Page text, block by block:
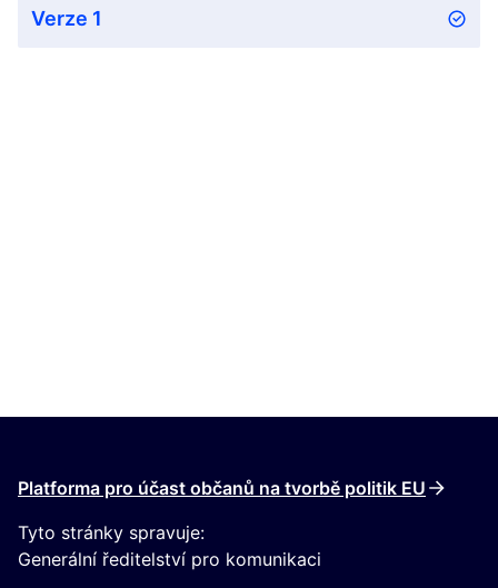
Verze 1
Platforma pro účast občanů na tvorbě politik EU
Tyto stránky spravuje:
Generální ředitelství pro komunikaci